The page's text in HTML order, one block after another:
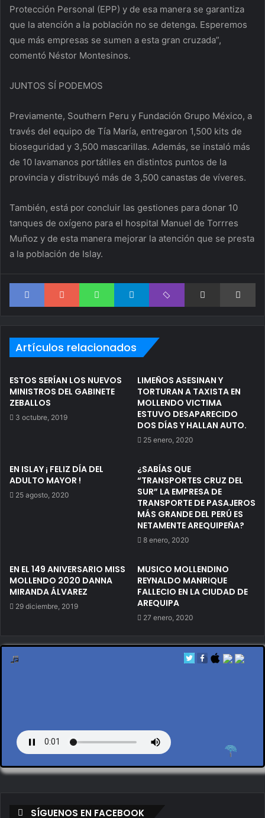
Protección Personal (EPP) y de esa manera se garantiza
que la atención a la población no se detenga. Esperemos
que más empresas se sumen a esta gran cruzada”,
comentó Néstor Montesinos.
JUNTOS SÍ PODEMOS
Previamente, Southern Peru y Fundación Grupo México, a
través del equipo de Tía María, entregaron 1,500 kits de
bioseguridad y 3,500 mascarillas. Además, se instaló más
de 10 lavamanos portátiles en distintos puntos de la
provincia y distribuyó más de 3,500 canastas de víveres.
También, está por concluir las gestiones para donar 10
tanques de oxígeno para el hospital Manuel de Torrres
Muñoz y de esta manera mejorar la atención que se presta
a la población de Islay.
FacebookGoogle+ WhatsAppTelegramViber Compartir via correo electrónico
Artículos relacionados
ESTOS SERÍAN LOS NUEVOS
MINISTROS DEL GABINETE
ZEBALLOS
3 octubre, 2019
LIMEÑOS ASESINAN Y
TORTURAN A TAXISTA EN
MOLLENDO VICTIMA
ESTUVO DESAPARECIDO
DOS DÍAS Y HALLAN AUTO.
25 enero, 2020
EN ISLAY ¡ FELIZ DÍA DEL
ADULTO MAYOR !
25 agosto, 2020
¿SABÍAS QUE
“TRANSPORTES CRUZ DEL
SUR” LA EMPRESA DE
TRANSPORTE DE PASAJEROS
MÁS GRANDE DEL PERÚ ES
NETAMENTE AREQUIPEÑA?
8 enero, 2020
EN EL 149 ANIVERSARIO MISS
MOLLENDO 2020 DANNA
MIRANDA ÁLVAREZ
29 diciembre, 2019
MUSICO MOLLENDINO
REYNALDO MANRIQUE
FALLECIO EN LA CIUDAD DE
AREQUIPA
27 enero, 2020
SÍGUENOS EN FACEBOOK